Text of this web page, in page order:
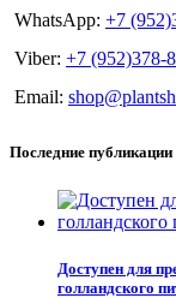
WhatsApp: +7
Viber: +7 (952)378-
Email:
Последние публикации
Доступен для
голландского